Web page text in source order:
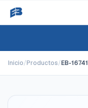
Inicio/Productos/EB-16741